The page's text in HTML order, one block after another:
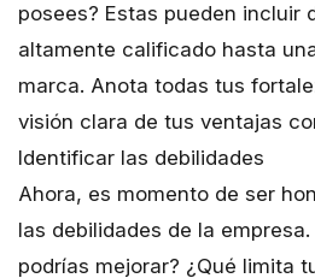
posees? Estas pueden incluir
altamente calificado hasta
marca. Anota todas tus
visión clara de tus ventajas
Identificar las debilidades
Ahora, es momento de ser
las debilidades de la empresa.
podrías mejorar? ¿Qué limita